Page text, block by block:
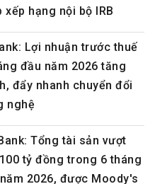
xếp hạng nội bộ IRB
Lợi nhuận trước thuế
đầu năm 2026 tăng
đẩy nhanh chuyển đổi
nghệ
Tổng tài sản vượt
tỷ đồng trong 6 tháng
2026, được Moody's